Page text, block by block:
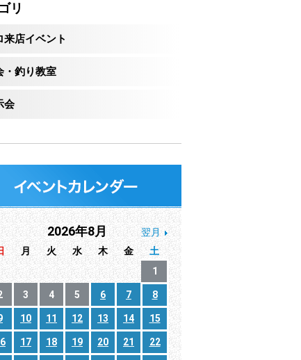
リ
来店イベント
・釣り教室
会
2026年8月
翌月
月 火 水 木 金
土
1
3 4 5 6 7 8
10 11 12 13 14 15
17 18 19 20 21 22